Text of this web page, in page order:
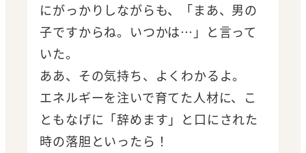
にがっかりしながらも、「まあ、男の
子ですからね。いつかは…」と言って
いた。
ああ、その気持ち、よくわかるよ。
エネルギーを注いで育てた人材に、こ
ともなげに「辞めます」と口にされた
時の落胆といったら！